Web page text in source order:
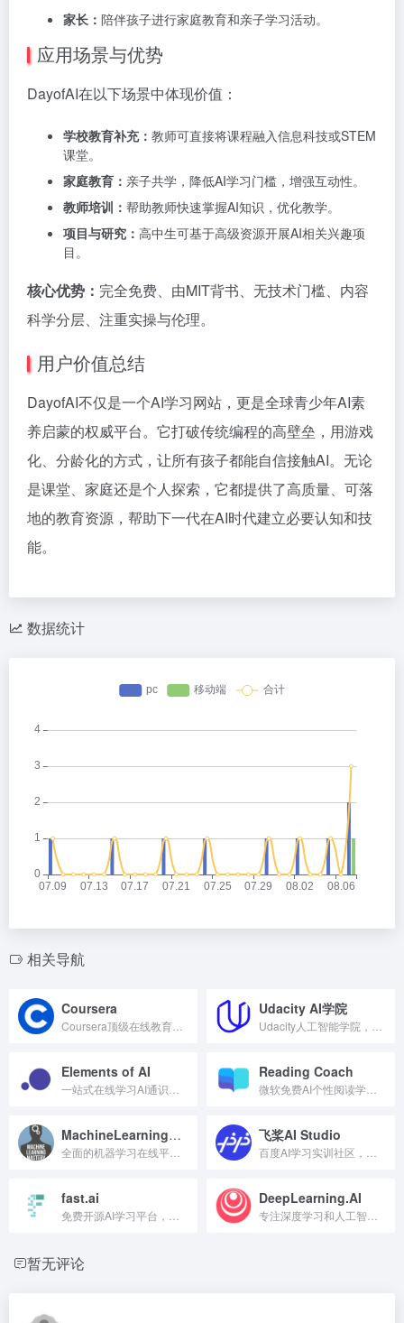
家长： 陪伴孩子进行家庭教育和亲子学习活动。
应用场景与优势
DayofAI在以下场景中体现价值：
学校教育补充： 教师可直接将课程融入信息科技或STEM
课堂。
家庭教育： 亲子共学，降低AI学习门槛，增强互动性。
教师培训： 帮助教师快速掌握AI知识，优化教学。
项目与研究： 高中生可基于高级资源开展AI相关兴趣项
目。
核心优势： 完全免费、由MIT背书、无技术门槛、内容
科学分层、注重实操与伦理。
用户价值总结
DayofAI不仅是一个AI学习网站，更是全球青少年AI素
养启蒙的权威平台。它打破传统编程的高壁垒，用游戏
化、分龄化的方式，让所有孩子都能自信接触AI。无论
是课堂、家庭还是个人探索，它都提供了高质量、可落
地的教育资源，帮助下一代在AI时代建立必要认知和技
能。
数据统计
相关导航
Coursera Udacity AI学院
Elements of AI Reading Coach
MachineLearningMastery 飞桨AI Studio
fast.ai DeepLearning.AI
暂无评论